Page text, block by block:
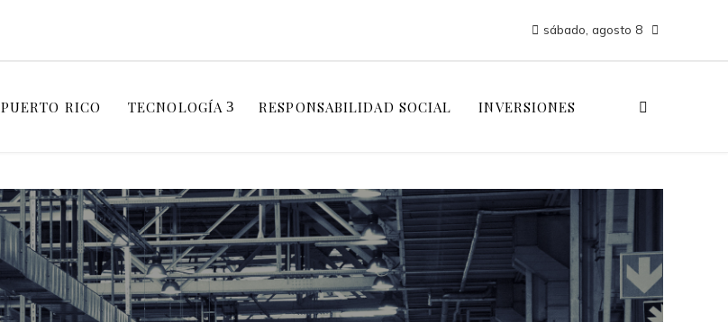
sábado, agosto 8
PUERTO RICO TECNOLOGÍA RESPONSABILIDAD SOCIAL INVERSIONES